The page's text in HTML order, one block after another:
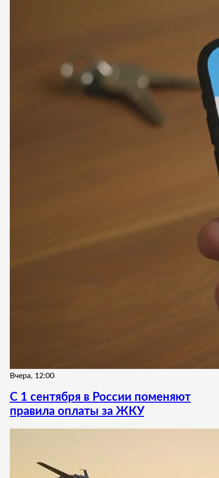
Вчера, 12:00
С 1 сентября в России поменяют
правила оплаты за ЖКУ